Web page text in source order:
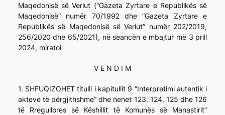
Maqedonisë së Veriut (“Gazeta Zyrtare e Republikës së
Maqedonisë” numër 70/1992 dhe “Gazeta Zyrtare e
Republikës së Maqedonisë së Veriut” numër 202/2019,
256/2020 dhe 65/2021), në seancën e mbajtur më 3 prill
2024, miratoi
V E N D I M
1. SHFUQIZOHET titulli i kapitullit 9 “Interpretimi autentik i
akteve të përgjithshme” dhe nenet 123, 124, 125 dhe 126
të Rregullores së Këshillit të Komunës së Manastirit”